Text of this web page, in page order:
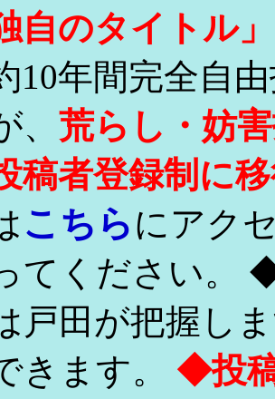
自のタイトル
10年間完全自
、 荒らし・妨
稿者登録制に
こちらにアク
てください。
戸田が把握し
きます。 ◆投